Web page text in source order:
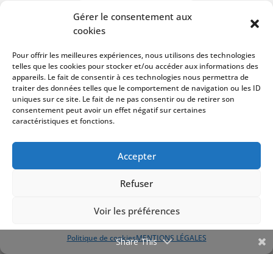
Gérer le consentement aux
cookies
Pour offrir les meilleures expériences, nous utilisons des technologies
telles que les cookies pour stocker et/ou accéder aux informations des
appareils. Le fait de consentir à ces technologies nous permettra de
traiter des données telles que le comportement de navigation ou les ID
uniques sur ce site. Le fait de ne pas consentir ou de retirer son
consentement peut avoir un effet négatif sur certaines
caractéristiques et fonctions.
Accepter
Refuser
Voir les préférences
Politique de cookiesMENTIONS LÉGALES
VOIR LE SITE
SD Admin’ Secrétaire
indépendante.
Share This